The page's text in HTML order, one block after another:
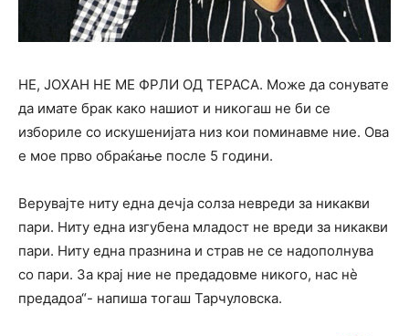
НЕ, ЈОХАН НЕ МЕ ФРЛИ ОД ТЕРАСА. Може да сонувате
да имате брак како нашиот и никогаш не би се
избориле со искушенијата низ кои поминавме ние. Ова
е мое прво обраќање после 5 години.
Верувајте ниту една дечја солза невреди за никакви
пари. Ниту една изгубена младост не вреди за никакви
пари. Ниту една празнина и страв не се надополнува
со пари. За крај ние не предадовме никого, нас нѐ
предадоа“- напиша тогаш Тарчуловска.